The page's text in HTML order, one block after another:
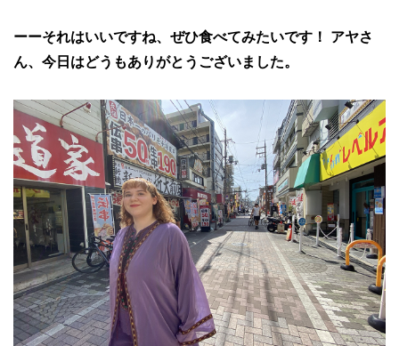
ーーそれはいいですね、ぜひ食べてみたいです！ アヤさ
ん、今日はどうもありがとうございました。